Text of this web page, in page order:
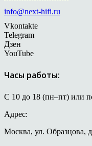
info@next-hifi.ru
Vkontakte
Telegram
Дзен
YouTube
Часы работы:
С 10 до 18 (пн–пт) или
Адрес:
Москва, ул. Образцова,